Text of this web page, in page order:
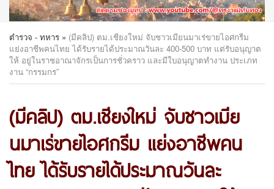
ตำรวจ - ทหาร » (มีคลิป) ตม.เชียงใหม่ จับชาวเมียนมาเร่ขายไอศกรีม
แย่งอาชีพคนไทย ได้รับรายได้ประมาณวันละ 400-500 บาท แต่รับอนุญาต
ให้ อยู่ในราชอาณาจักรเป็นการชั่วคราว และมีใบอนุญาตทำงาน ประเภท
งาน “กรรมกร”
(มีคลิป) ตม.เชียงใหม่ จับชาวเมีย
นมาเร่ขายไอศกรีม แย่งอาชีพคน
ไทย ได้รับรายได้ประมาณวันละ